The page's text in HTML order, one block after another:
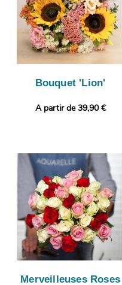
Bouquet 'Lion'
A partir de 39,90 €
Merveilleuses Roses